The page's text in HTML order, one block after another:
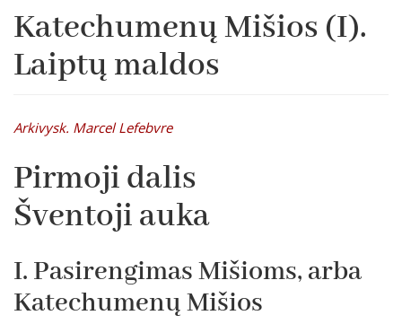
Katechumenų Mišios (I).
Laiptų maldos
Arkivysk. Marcel Lefebvre
Pirmoji dalis
Šventoji auka
I. Pasirengimas Mišioms, arba
Katechumenų Mišios